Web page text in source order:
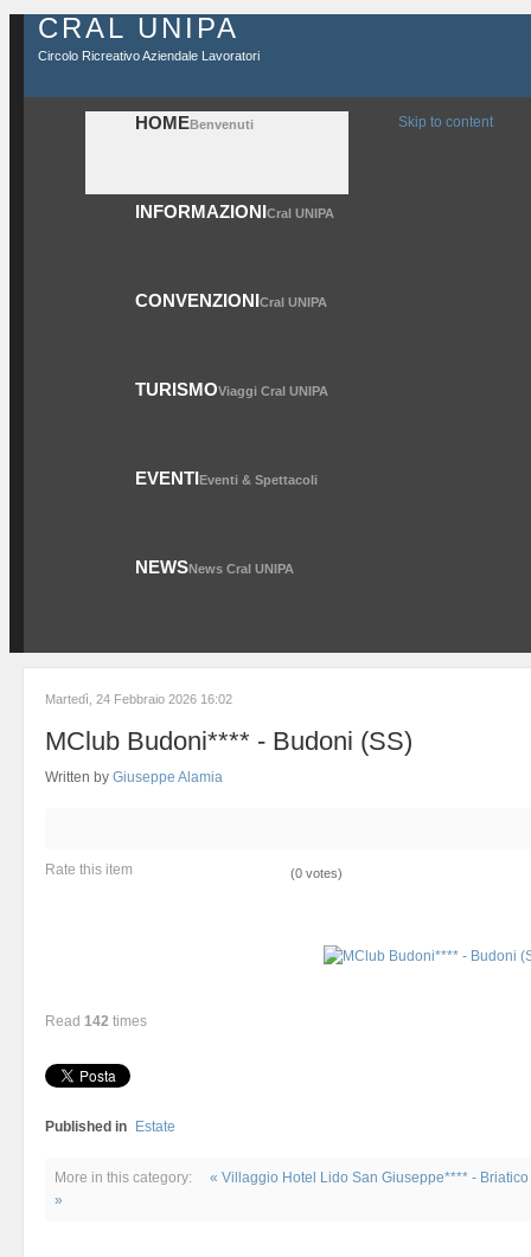
CRAL UNIPA
Circolo Ricreativo Aziendale Lavoratori
HOMEBenvenuti
INFORMAZIONICral UNIPA
CONVENZIONICral UNIPA
TURISMOViaggi Cral UNIPA
EVENTIEventi & Spettacoli
NEWSNews Cral UNIPA
Skip to content
Martedì, 24 Febbraio 2026 16:02
MClub Budoni**** - Budoni (SS)
Written by Giuseppe Alamia
Rate this item (0 votes)
Read 142 times
Published in Estate
More in this category:
« Villaggio Hotel Lido San Giuseppe**** - Briatico
»